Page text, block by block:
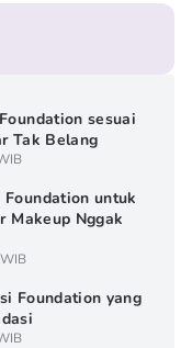
sesuai
Tak Belang
untuk
Makeup Nggak
Foundation yang